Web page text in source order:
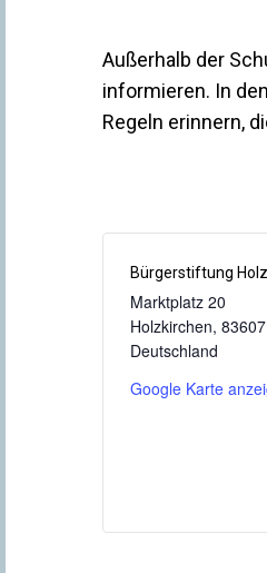
Außerhalb der
informieren. In
Regeln erinnern,
Bürgerstiftung
Marktplatz 20
Holzkirchen, 83607
Deutschland
Google Karte